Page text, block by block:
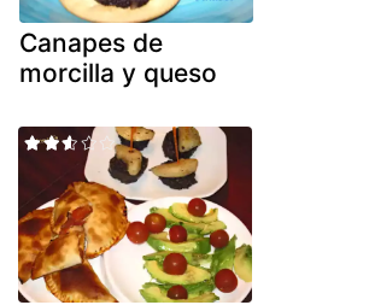
Canapes de
morcilla y queso